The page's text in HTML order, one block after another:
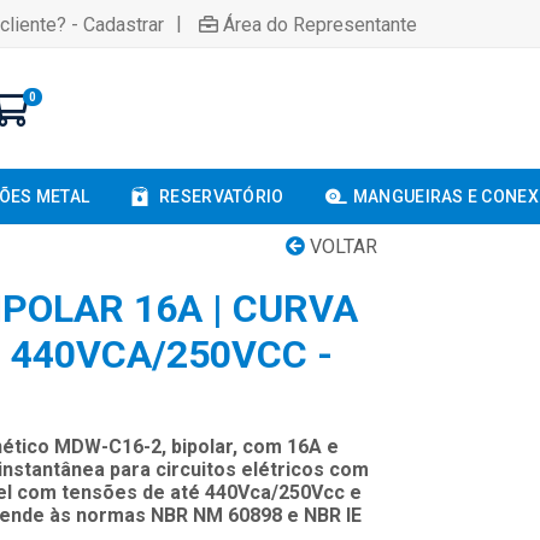
- Cadastrar | Área do Representante
0
METAL RESERVATÓRIO MANGUEIRAS E
VOLTAR
16A | CURVA
250VCC -
MDW-C16-2, bipolar, com 16A e
para circuitos elétricos com
com tensões de até 440Vca/250Vcc e
às normas NBR NM 60898 e NBR IE